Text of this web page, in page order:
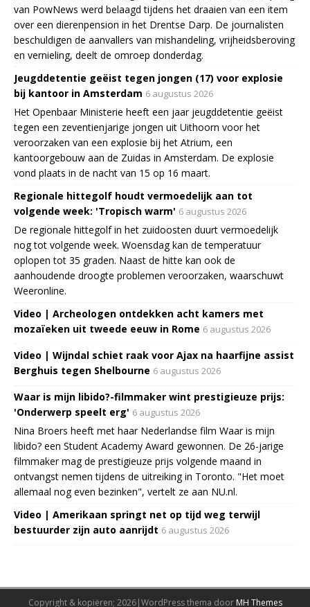
van PowNews werd belaagd tijdens het draaien van een item
over een dierenpension in het Drentse Darp. De journalisten
beschuldigen de aanvallers van mishandeling, vrijheidsberoving
en vernieling, deelt de omroep donderdag.
Jeugddetentie geëist tegen jongen (17) voor explosie
bij kantoor in Amsterdam 6 augustus 2026
Het Openbaar Ministerie heeft een jaar jeugddetentie geëist
tegen een zeventienjarige jongen uit Uithoorn voor het
veroorzaken van een explosie bij het Atrium, een
kantoorgebouw aan de Zuidas in Amsterdam. De explosie
vond plaats in de nacht van 15 op 16 maart.
Regionale hittegolf houdt vermoedelijk aan tot
volgende week: 'Tropisch warm' 6 augustus 2026
De regionale hittegolf in het zuidoosten duurt vermoedelijk
nog tot volgende week. Woensdag kan de temperatuur
oplopen tot 35 graden. Naast de hitte kan ook de
aanhoudende droogte problemen veroorzaken, waarschuwt
Weeronline.
Video | Archeologen ontdekken acht kamers met
mozaïeken uit tweede eeuw in Rome 6 augustus 2026
Video | Wijndal schiet raak voor Ajax na haarfijne assist
Berghuis tegen Shelbourne 6 augustus 2026
Waar is mijn libido?-filmmaker wint prestigieuze prijs:
'Onderwerp speelt erg' 6 augustus 2026
Nina Broers heeft met haar Nederlandse film Waar is mijn
libido? een Student Academy Award gewonnen. De 26-jarige
filmmaker mag de prestigieuze prijs volgende maand in
ontvangst nemen tijdens de uitreiking in Toronto. "Het moet
allemaal nog even bezinken", vertelt ze aan NU.nl.
Video | Amerikaan springt net op tijd weg terwijl
bestuurder zijn auto aanrijdt 6 augustus 2026
Copyright & kopiëren; 2026|WordPress thema door MH Themes